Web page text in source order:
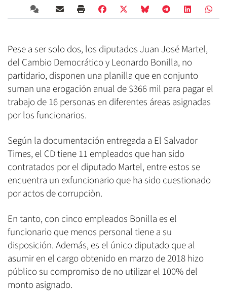
Pese a ser solo dos, los diputados Juan José Martel,
del Cambio Democrático y Leonardo Bonilla, no
partidario, disponen una planilla que en conjunto
suman una erogación anual de $366 mil para pagar el
trabajo de 16 personas en diferentes áreas asignadas
por los funcionarios.
Según la documentación entregada a El Salvador
Times, el CD tiene 11 empleados que han sido
contratados por el diputado Martel, entre estos se
encuentra un exfuncionario que ha sido cuestionado
por actos de corrupciòn.
En tanto, con cinco empleados Bonilla es el
funcionario que menos personal tiene a su
disposición. Además, es el único diputado que al
asumir en el cargo obtenido en marzo de 2018 hizo
público su compromiso de no utilizar el 100% del
monto asignado.